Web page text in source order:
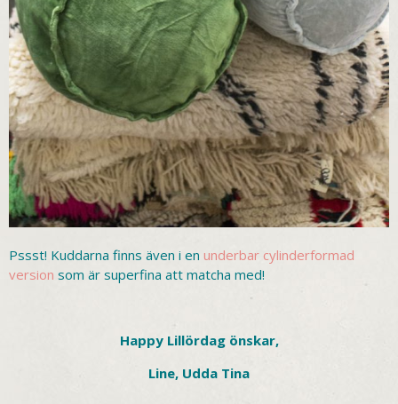
Pssst! Kuddarna finns även i en underbar cylinderformad
version som är superfina att matcha med!
Happy Lillördag önskar,
Line, Udda Tina